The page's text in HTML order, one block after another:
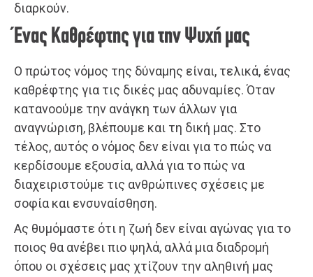
διαρκούν.
Ένας Καθρέφτης για την Ψυχή μας
Ο πρώτος νόμος της δύναμης είναι, τελικά, ένας
καθρέφτης για τις δικές μας αδυναμίες. Όταν
κατανοούμε την ανάγκη των άλλων για
αναγνώριση, βλέπουμε και τη δική μας. Στο
τέλος, αυτός ο νόμος δεν είναι για το πώς να
κερδίσουμε εξουσία, αλλά για το πώς να
διαχειριστούμε τις ανθρώπινες σχέσεις με
σοφία και ενσυναίσθηση.
Ας θυμόμαστε ότι η ζωή δεν είναι αγώνας για το
ποιος θα ανέβει πιο ψηλά, αλλά μια διαδρομή
όπου οι σχέσεις μας χτίζουν την αληθινή μας